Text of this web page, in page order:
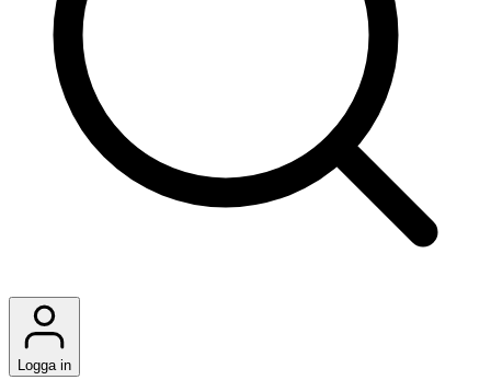
Logga in